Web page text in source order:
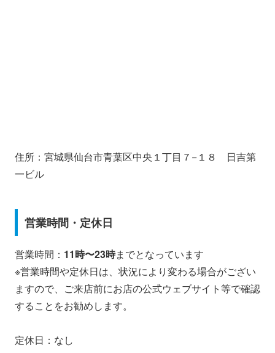
住所：宮城県仙台市青葉区中央１丁目７−１８ 日吉第
一ビル
営業時間・定休日
営業時間： 11時〜23時までとなっています
※営業時間や定休日は、状況により変わる場合がござい
ますので、ご来店前にお店の公式ウェブサイト等で確認
することをお勧めします。
定休日：なし